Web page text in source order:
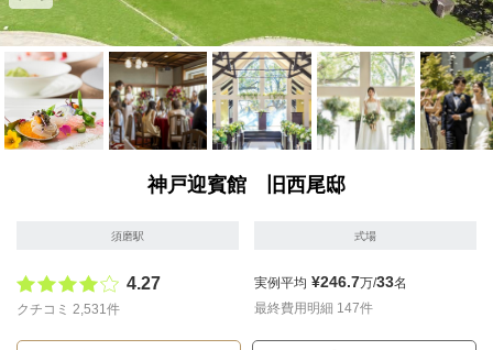
神戸迎賓館 旧西尾邸
須磨駅 式場
4.27
クチコミ 2,531件
実例平均 ¥246.7万/33名
最終費用明細 147件